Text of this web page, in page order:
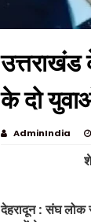
के दो
AdminIndia
देहरादून : संघ लोक